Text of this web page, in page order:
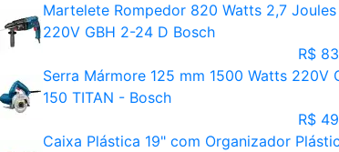
Martelete Rompedor 820 Watts 2,7 Joules
220V GBH 2-24 D Bosch
R$
Serra Mármore 125 mm 1500 Watts 220V
150 TITAN - Bosch
R$
Caixa Plástica 19" com Organizador